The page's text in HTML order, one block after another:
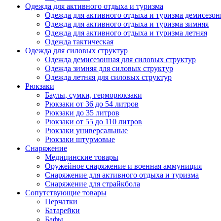
Одежда для активного отдыха и туризма
Одежда для активного отдыха и туризма
Одежда для активного отдыха и туризма зимняя
Одежда для активного отдыха и туризма летняя
Одежда тактическая
Одежда для силовых структур
Одежда демисезонная для силовых структур
Одежда зимняя для силовых структур
Одежда летняя для силовых структур
Рюкзаки
Баулы, сумки, герморюкзаки
Рюкзаки от 36 до 54 литров
Рюкзаки до 35 литров
Рюкзаки от 55 до 110 литров
Рюкзаки универсальные
Рюкзаки штурмовые
Снаряжение
Медицинские товары
Оружейное снаряжение и военная аммуниция
Снаряжение для активного отдыха и туризма
Снаряжение для страйкбола
Сопутствующие товары
Перчатки
Батарейки
Бафы